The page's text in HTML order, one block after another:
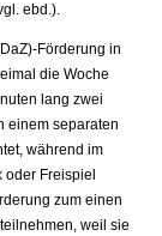
ebd.).
Förderung in
die Woche
lang zwei
einem separaten
während im
Freispiel
zum einen
weil sie